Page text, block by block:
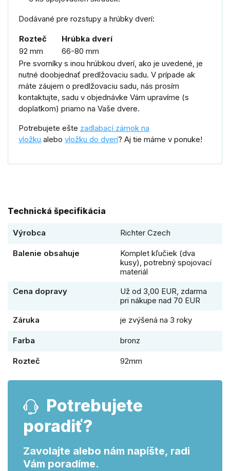
Dodávané pre rozstupy a hrúbky dverí:
Rozteč Hrúbka dverí
92 mm
66-80 mm
Pre svorníky s inou hrúbkou dverí, ako je uvedené, je
nutné doobjednať predlžovaciu sadu. V prípade ak
máte záujem o predlžovaciu sadu, nás prosím
kontaktujte, sadu v objednávke Vám upravíme (s
doplatkom) priamo na Vaše dvere.
Potrebujete ešte zadlabací zámok na
vložku alebo vložku do dverí? Aj tie máme v ponuke!
Technická špecifikácia
Výrobca Richter Czech
Balenie obsahuje
Komplet kľučiek (dva
kusy), potrebný spojovací
materiál
Cena dopravy
Už od 3,00 EUR, zdarma
pri nákupe nad 70 EUR
Záruka
je zvýšená na 3 roky
Farba bronz
Rozteč 92mm
Potrebujete
poradiť?
Zavolajte alebo nám napíšte, radi
Vám poradíme.